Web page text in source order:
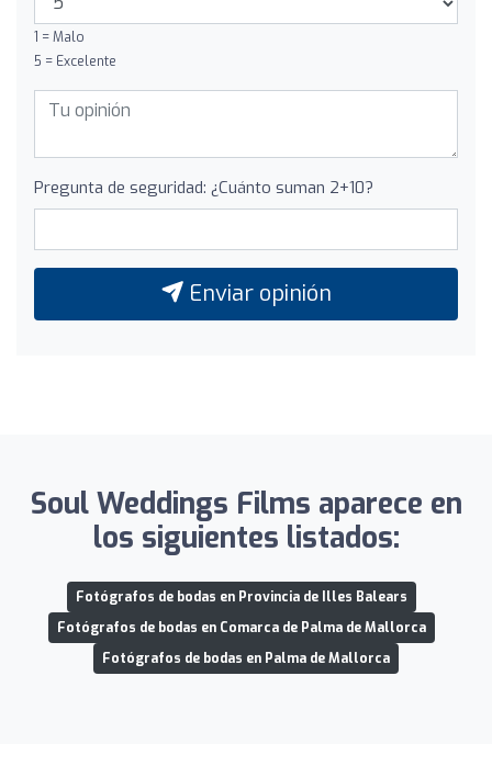
1 = Malo
5 = Excelente
Pregunta de seguridad: ¿Cuánto suman 2+10?
Enviar opinión
Soul Weddings Films aparece en
los siguientes listados:
Fotógrafos de bodas en Provincia de Illes Balears
Fotógrafos de bodas en Comarca de Palma de Mallorca
Fotógrafos de bodas en Palma de Mallorca